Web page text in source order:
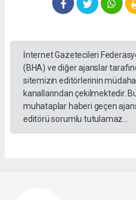
İnternet Gazetecileri
(BHA) ve diğer ajanslar
sitemizin editörlerinin
kanallarından çekilmektedir.
muhataplar haberi geçen
editörü sorumlu tutulamaz...